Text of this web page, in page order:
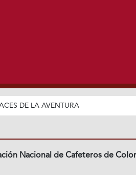
DE LA AVENTURA
Nacional de Cafeteros de